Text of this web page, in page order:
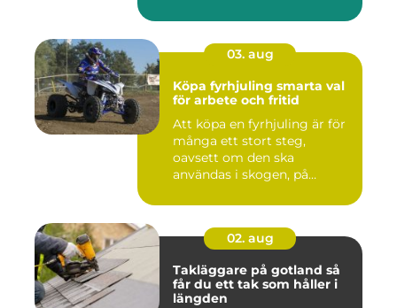
03. aug
Köpa fyrhjuling smarta val
för arbete och fritid
Att köpa en fyrhjuling är för
många ett stort steg,
oavsett om den ska
användas i skogen, på
02. aug
Takläggare på gotland så
får du ett tak som håller i
längden